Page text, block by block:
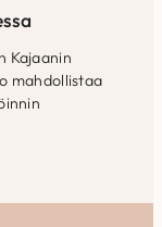
Kajaanin
mahdollistaa